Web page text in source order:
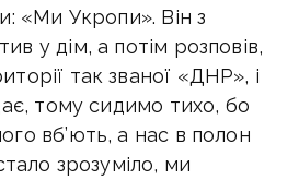
«Ми Укропи». Він з
у дім, а потім розповів,
так званої «ДНР», і
тому сидимо тихо, бо
вб’ють, а нас в полон
зрозуміло, ми